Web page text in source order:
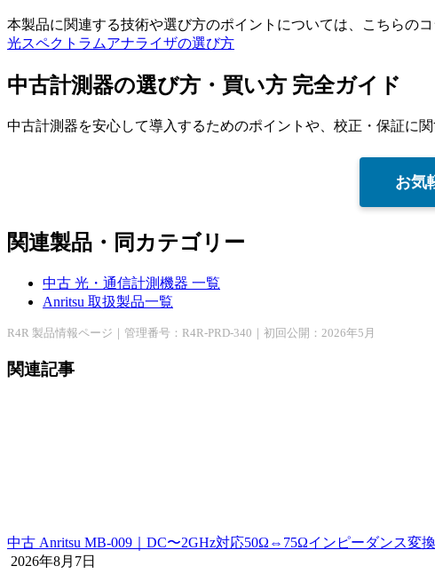
本製品に関連する技術や選び方のポイントについては、こちらのコ
光スペクトラムアナライザの選び方
中古計測器の選び方・買い方 完全ガイド
中古計測器を安心して導入するためのポイントや、校正・保証に関
お気
関連製品・同カテゴリー
中古 光・通信計測機器 一覧
Anritsu 取扱製品一覧
R4R 製品情報ページ｜管理番号：R4R-PRD-340｜初回公開：2026年5月
関連記事
中古 Anritsu MB-009｜DC〜2GHz対応50Ω⇔75Ωインピーダンス変
2026年8月7日